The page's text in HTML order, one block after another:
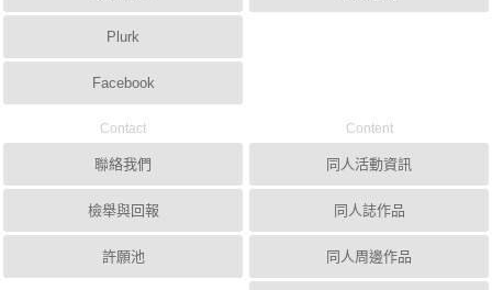
Plurk
Facebook
Contact
聯絡我們
檢舉與回報
許願池
Content
同人活動資訊
同人誌作品
同人周邊作品